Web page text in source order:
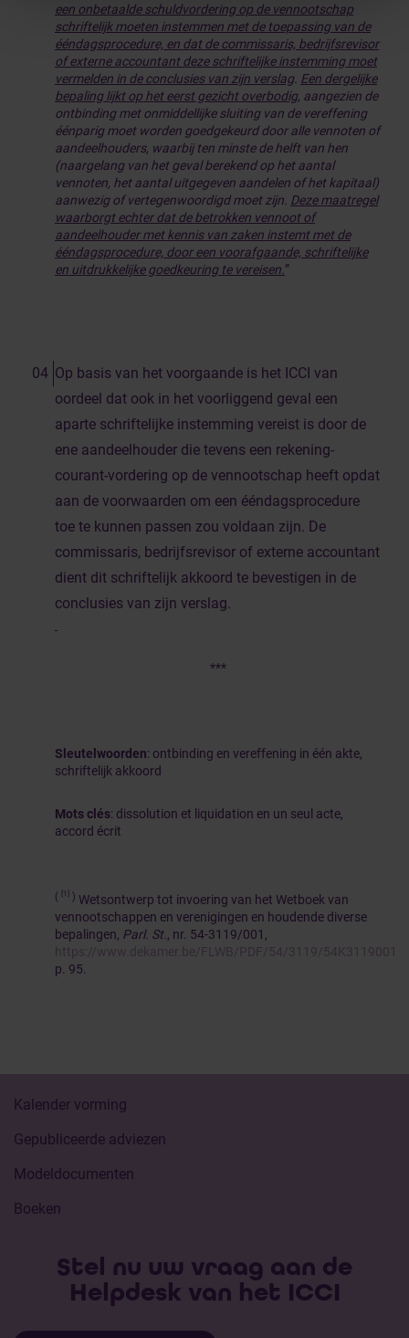
een onbetaalde schuldvordering op de vennootschap
schriftelijk moeten instemmen met de toepassing van de
ééndagsprocedure, en dat de commissaris, bedrijfsrevisor
of externe accountant deze schriftelijke instemming moet
vermelden in de conclusies van zijn verslag. Een dergelijke
bepaling lijkt op het eerst gezicht overbodig, aangezien de
ontbinding met onmiddellijke sluiting van de vereffening
éénparig moet worden goedgekeurd door alle vennoten of
aandeelhouders, waarbij ten minste de helft van hen
(naargelang van het geval berekend op het aantal
vennoten, het aantal uitgegeven aandelen of het kapitaal)
aanwezig of vertegenwoordigd moet zijn. Deze maatregel
waarborgt echter dat de betrokken vennoot of
aandeelhouder met kennis van zaken instemt met de
ééndagsprocedure, door een voorafgaande, schriftelijke
en uitdrukkelijke goedkeuring te vereisen. ”
Op basis van het voorgaande is het ICCI van
oordeel dat ook in het voorliggend geval een
aparte schriftelijke instemming vereist is door de
ene aandeelhouder die tevens een rekening-
courant-vordering op de vennootschap heeft opdat
aan de voorwaarden om een ééndagsprocedure
toe te kunnen passen zou voldaan zijn. De
commissaris, bedrijfsrevisor of externe accountant
dient dit schriftelijk akkoord te bevestigen in de
conclusies van zijn verslag.
***
Sleutelwoorden: ontbinding en vereffening in één akte,
schriftelijk akkoord
Mots clés: dissolution et liquidation en un seul acte,
accord écrit
( ) Wetsontwerp tot invoering van het Wetboek van
vennootschappen en verenigingen en houdende diverse
bepalingen, Parl. St ., nr. 54-3119/001,
https://www.dekamer.be/FLWB/PDF/54/3119/
p. 95.
Kalender vorming
Gepubliceerde adviezen
Modeldocumenten
Boeken
Stel nu uw vraag aan de
Helpdesk van het ICCI